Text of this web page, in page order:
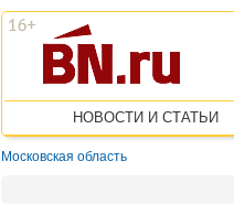
НОВОСТИ И СТАТЬИ
Московская область